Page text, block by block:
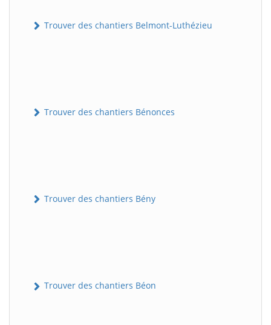
Trouver des chantiers Belmont-Luthézieu
Trouver des chantiers Bénonces
Trouver des chantiers Bény
Trouver des chantiers Béon